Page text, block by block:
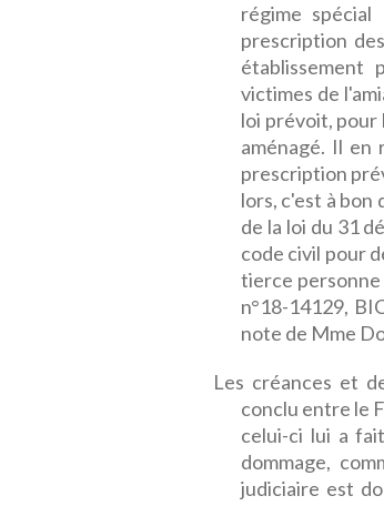
régime
prescription
établissement
victimes de
loi prévoit, pour
aménagé. Il en
prescription
lors, c'est à bon
de la loi du 31
code civil pour
tierce personne
n°18-14129,
note de Mme
Les créances et
conclu entre le
celui-ci lui a
dommage,
judiciaire est